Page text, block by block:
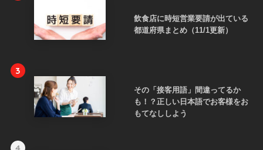
飲食店に時短営業要請が出ている
都道府県まとめ（11/1更新）
3
その「接客用語」間違ってるか
も！？正しい日本語でお客様をお
もてなししよう